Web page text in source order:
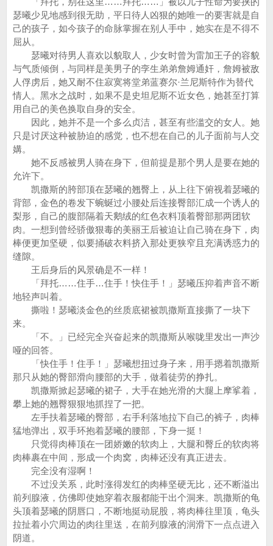
瑟曦少见地感到很无助，平日待人凶狠的她唯一的要害就是自
己的孩子，如今孩子的命脉掌握在别人手中，她实在是不得不
屈从。
瑟曦对待男人喜欢以貌取人，少女时曾为雷加王子的容貌
与气质倾倒，与同样是美男子的孪生弟弟詹姆通奸，詹姆被敌
人俘虏后，她又耐不住寂寞将堂弟蓝赛尔·兰尼斯特作为替代
情人。黑水之战时，如果不是史坦尼斯不近女色，她甚至打算
用自己的美色换取自身的安全。
因此，她并不是一个多么贞洁，甚至有些滥交的女人。她
只是讨厌这种被胁迫的感觉，也不想在自己的儿子面前与人交
媾。
她不反感被男人骑在身下，但前提是那个男人是要在她的
允许下。
凯撒斯的胯部顶在瑟曦的翘臀上，从上往下俯视着瑟曦的
背部，金色的卷发下蜿蜒过小腰处后连接臀部汇成一个诱人的
梨形，自己的腹部隔着天鹅绒的红色衣料顶着臀部那两团软
肉。一想到曾经骄傲狠毒的美丽王后被迫让自己骑在身下，肉
棒便更加坚硬，似要捅破衣料挤入那处更狭窄且充满诱惑力的
缝隙。
王后身后的风景确是不一样！
「拜托……住手…住手！快住手！」瑟曦压抑着声音不断
地轻声叫着。
撕啦！瑟曦淡金色的丝质底裙被凯撒斯直接撕了一块下
来。
「不。」已经完全兴奋起来的凯撒斯从喉咙里发出一声沙
哑的回答。
「快住手！住手！」瑟曦想扭过身子来，用手摁着凯撒斯
那只从她的臀部滑向腰部的大手，做着徒劳的挣扎。
凯撒斯掀起瑟曦的裙子，大手在她光滑的大腿上摩挲着，
攀上她的翘臀狠狠地抓捏了一把。
左手扶着瑟曦的臀部，右手利落地拉下自己的裤子，肉棒
猛地弹出，双手环抱着瑟曦的腰部，下身一挺！
只觉得肉棒顶在一团娇嫩的软肉上，大腿和臀丘的软肉将
肉棒裹在中间，形成一个肉窝，肉棒还没有真正进去。
完全没有湿啊！
不过没关系，此时涨得发红的肉棒坚硬无比，还不断溢出
前列腺液，仿佛即使她穿着衣服都能干出个洞来。凯撒斯的龟
头顶着瑟曦的阴唇口，不断地挺动屁股，将肉棒往里顶，龟头
拉扯着小穴周边的肉往里送，在前列腺液的润滑下一点点进入
阴道。